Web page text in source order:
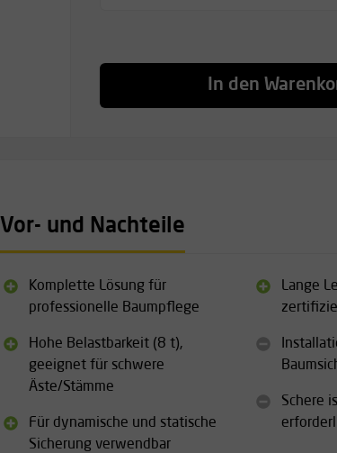
In den
Vor- und Nachteile
Komplette Lösung für
professionelle Baumpflege
Hohe Belastbarkeit (8 t),
geeignet für schwere
Äste/Stämme
Für dynamische und statische
Sicherung verwendbar
Lange
Schere